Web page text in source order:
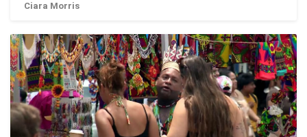
Ciara Morris